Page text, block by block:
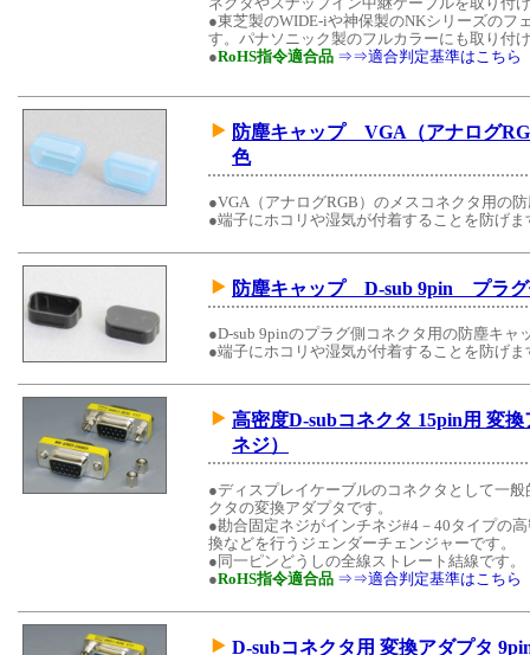
●東芝製のWIDE-iや神保製のNKシリーズのフ
す。パナソニック製のフルカラーにも取り付
●RoHS指令適合品 ⇒⇒適合判定基準はこちら
防塵キャップ VGA（アナログ
色
●VGA（アナログRGB）のメスコネクタ用の
●端子にホコリや湿気が付着することを防げ
防塵キャップ D-sub 9pin プラ
●D-sub 9pinのプラグ側コネクタ用の防塵キャ
●端子にホコリや湿気が付着することを防げ
高密度D-subコネクタ 15pin用 変
ネジ）
●ディスプレイケーブルのコネクタとして一
クタの変換アダプタです。
●勘合固定ネジがインチネジ#4－40タイプの
換などを行うジェンダーチェンジャーです。
●同一ピンどうしの全線ストレート結線です。
●RoHS指令適合品 ⇒⇒適合判定基準はこちら
D-subコネクタ用 変換アダプタ